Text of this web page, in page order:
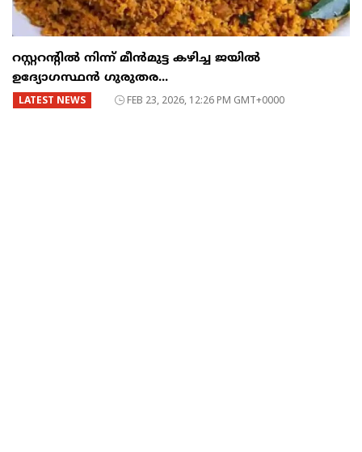
റസ്റ്ററന്റില്‍ നിന്ന് മീന്‍മുട്ട കഴിച്ച ജയില്‍
ഉദ്യോഗസ്ഥന്‍ ഗുരുതര...
LATEST NEWS FEB 23, 2026, 12:26 PM GMT+0000